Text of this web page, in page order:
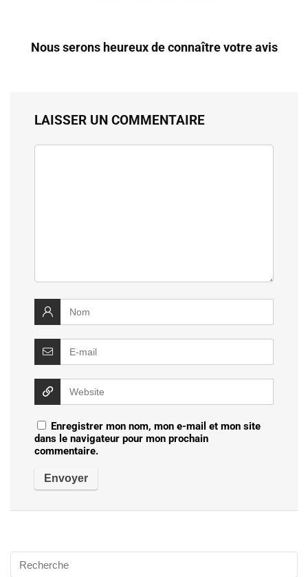
Nous serons heureux de connaître votre avis
LAISSER UN COMMENTAIRE
Enregistrer mon nom, mon e-mail et mon site
dans le navigateur pour mon prochain
commentaire.